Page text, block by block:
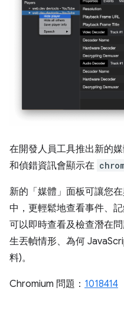
在開發人員工具推出新的
和偵錯資訊會顯示在
新的「媒體」面板可讓您
中，更輕鬆地查看事件、
可以即時查看及檢查潛在
生丟幀情形、為何
料)。
Chromium 問題： 1018414